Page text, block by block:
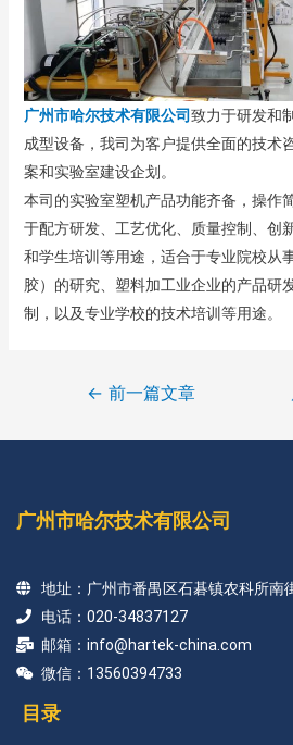
广州市哈尔技术有限公司致力于研发和
成型设备，我司为客户提供全面的技术
案和实验室建设企划。
本司的实验室塑机产品功能齐备，操作
于配方研发、工艺优化、质量控制、创
和学生培训等用途，适合于专业院校从
胶）的研究、塑料加工业企业的产品研
制，以及专业学校的技术培训等用途。
← 前一篇文章
广州市哈尔技术有限公司
地址：广州市番禺区石碁镇农科所南
电话：020-34837127
邮箱：info@hartek-china.com
微信：13560394733
目录